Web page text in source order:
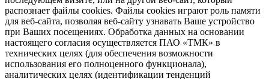
распознает файлы cookies. Файлы cookies играют роль памяти
для веб-сайта, позволяя веб-сайту узнавать Ваше устройство
при Ваших посещениях. Обработка данных на основании
настоящего согласия осуществляется ПАО «ТМК» в
технических целях (для обеспечения возможности
использования его полноценного функционала),
аналитических целях (идентификации тенденций